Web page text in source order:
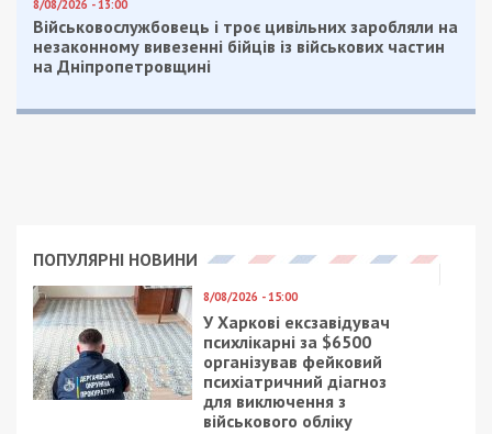
8/08/2026 - 13:00
Військовослужбовець і троє цивільних заробляли на
незаконному вивезенні бійців із військових частин
на Дніпропетровщині
ПОПУЛЯРНІ НОВИНИ
8/08/2026 - 15:00
У Харкові ексзавідувач
психлікарні за $6500
організував фейковий
психіатричний діагноз
для виключення з
військового обліку